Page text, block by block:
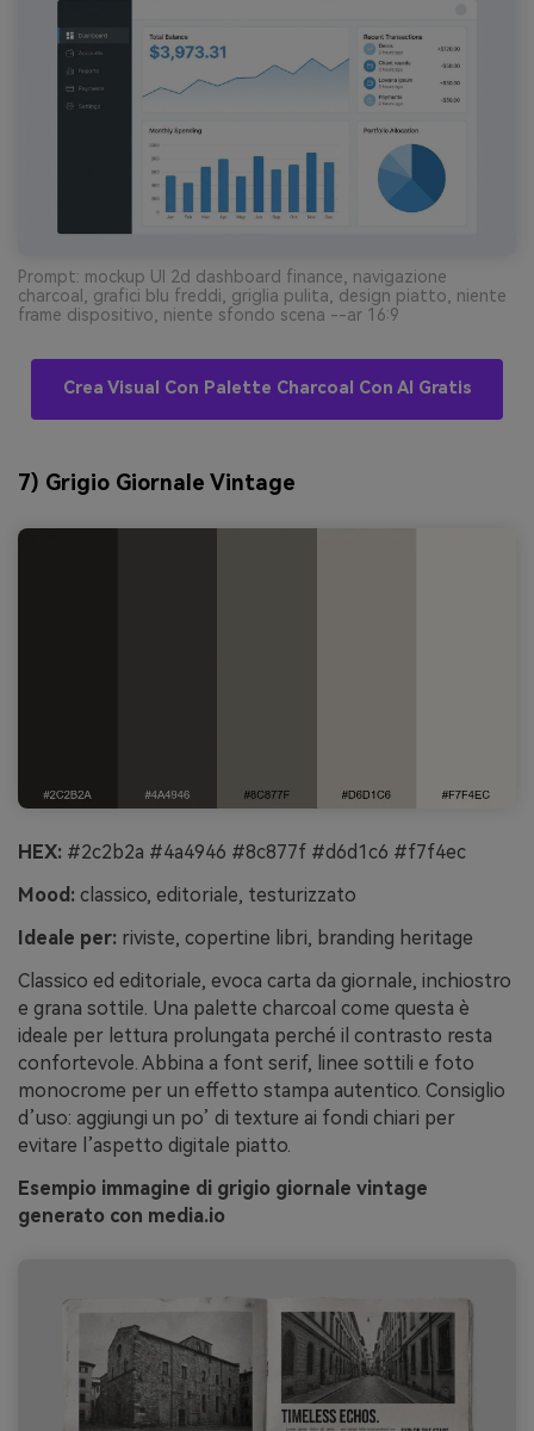
Prompt: mockup UI 2d dashboard finance, navigazione
charcoal, grafici blu freddi, griglia pulita, design piatto, niente
frame dispositivo, niente sfondo scena --ar 16:9
Crea Visual Con Palette Charcoal Con AI Gratis
7) Grigio Giornale Vintage
HEX: #2c2b2a #4a4946 #8c877f #d6d1c6 #f7f4ec
Mood: classico, editoriale, testurizzato
Ideale per: riviste, copertine libri, branding heritage
Classico ed editoriale, evoca carta da giornale, inchiostro
e grana sottile. Una palette charcoal come questa è
ideale per lettura prolungata perché il contrasto resta
confortevole. Abbina a font serif, linee sottili e foto
monocrome per un effetto stampa autentico. Consiglio
d’uso: aggiungi un po’ di texture ai fondi chiari per
evitare l’aspetto digitale piatto.
Esempio immagine di grigio giornale vintage
generato con media.io